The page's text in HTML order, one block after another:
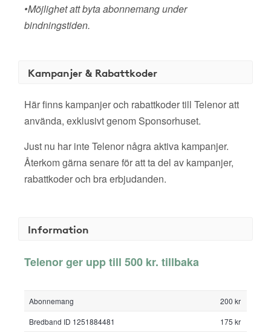
•Möjlighet att byta abonnemang under
bindningstiden.
Kampanjer & Rabattkoder
Här finns kampanjer och rabattkoder till Telenor att
använda, exklusivt genom Sponsorhuset.
Just nu har inte Telenor några aktiva kampanjer.
Återkom gärna senare för att ta del av kampanjer,
rabattkoder och bra erbjudanden.
Information
Telenor ger upp till 500 kr. tillbaka
Abonnemang
200 kr
Bredband ID 1251884481
175 kr